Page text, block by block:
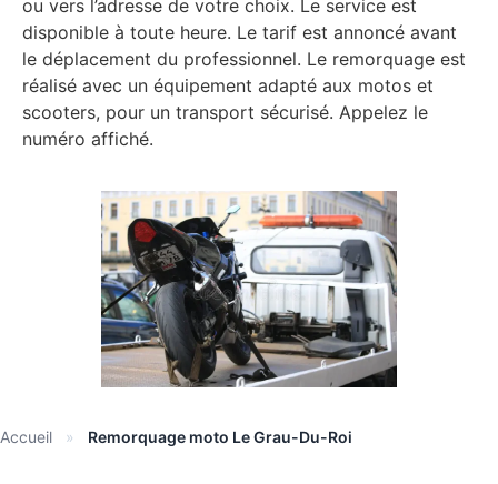
ou vers l’adresse de votre choix. Le service est
disponible à toute heure. Le tarif est annoncé avant
le déplacement du professionnel. Le remorquage est
réalisé avec un équipement adapté aux motos et
scooters, pour un transport sécurisé. Appelez le
numéro affiché.
Accueil » Remorquage moto Le Grau-Du-Roi